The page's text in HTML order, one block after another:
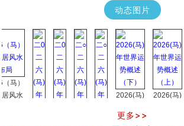
创业容易成功的6种手相
算命先生都不外传的算命顺口溜
什么是到山到向？上山下水？
六爻算卦：我能面试升职吗？
《高岛易断》(一)
朱德總司命造 (名⼈⼋字淺析九）
刘燮鈞讲人相 手相论财运
如何给企业起名才能提高影响力
动态图片
2026(马)
势概述
2026(马)
势概述
更多>>